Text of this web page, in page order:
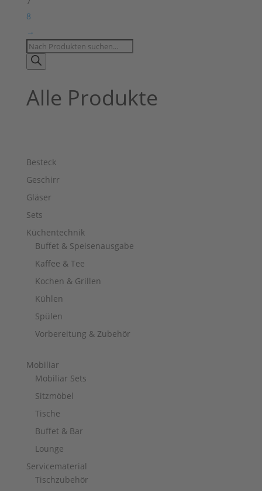
8
→
Products
search
Alle Produkte
Besteck
Geschirr
Gläser
Sets
Küchentechnik
Buffet & Speisenausgabe
Kaffee & Tee
Kochen & Grillen
Kühlen
Spülen
Vorbereitung & Zubehör
Mobiliar
Mobiliar Sets
Sitzmöbel
Tische
Buffet & Bar
Lounge
Servicematerial
Tischzubehör